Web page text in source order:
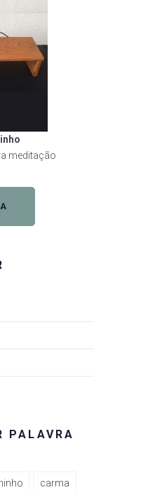
meditação
PALAVRA
carma